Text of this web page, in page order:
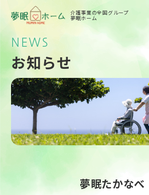
介護事業の全国グループ
夢眠ホーム
NEWS
お知らせ
夢眠たかなべ